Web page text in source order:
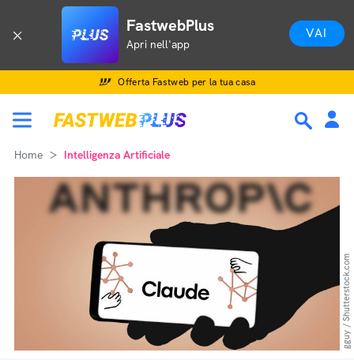
FastwebPlus
Apri nell'app
VAI
Offerta Fastweb per la tua casa
Home Intelligenza Artificiale
gguy / Shutterstock.com